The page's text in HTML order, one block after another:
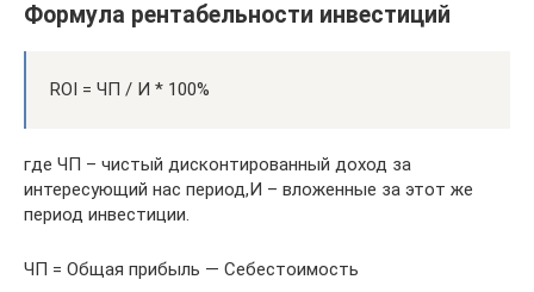
Формула рентабельности инвестиций
ROI = ЧП / И * 100%
где ЧП – чистый дисконтированный доход за
интересующий нас период,И – вложенные за этот же
период инвестиции.
ЧП = Общая прибыль — Себестоимость